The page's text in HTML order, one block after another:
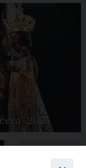
2025